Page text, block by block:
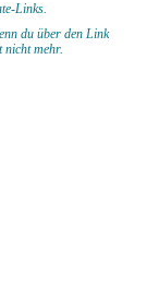
Links.
du über den Link
nicht mehr.